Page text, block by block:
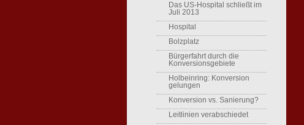
Das US-Hospital schließt im
Juli 2013
Hospital
Bolzplatz
Bürgerfahrt durch die
Konversionsgebiete
Holbeinring: Konversion
gelungen
Konversion vs. Sanierung?
Leitlinien verabschiedet